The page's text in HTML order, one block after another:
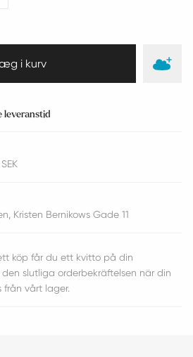
leveranstid
Kristen Bernikows Gade 11
köp får du ett kvitto på din
slutliga orderbekräftelsen när din
från vårt lager.